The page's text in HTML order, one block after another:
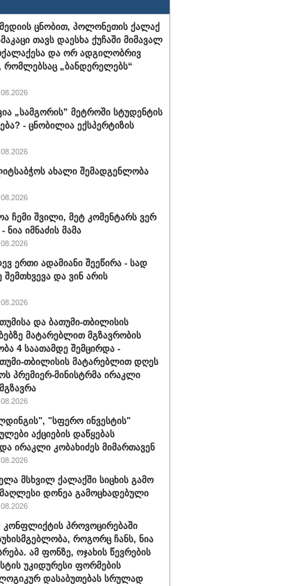
ცნობით, პოლონეთის ქალაქ
თავს დაესხა ქუჩაში მიმავალ
და ორ ადგილობრივ
„ბანდერელებს“
„სამგორის” მეტროში სტუდენტის
- ცნობილია ექსპერტიზის
ახალი შემადგენლობა
ჩემი შვილი, მეტ კომენტარს ვერ
ნია იმნაძის მამა
ერთი ადამიანი შეეწირა - სად
შემთხვევა და ვინ არის
და ბათუმი-თბილისის
მატარებლით მგზავრობის
4 საათამდე შემცირდა -
თბილისის მატარებლით დღეს
პრემიერ-მინისტრმა ირაკლი
"სფერო ინვესტის"
აქციების დაწყებას
ირაკლი კობახიძეს მიმართავენ
მსხვილ ქალაქში სიცხის გამო
დონეა გამოცხადებული
კონფლიქტის პროვოცირებაში
როგორც ჩანს, ნია
ამ ფონზე, ოჯახის წევრების
უკიდურესი ფორმების
დასაბუთებას სრულად